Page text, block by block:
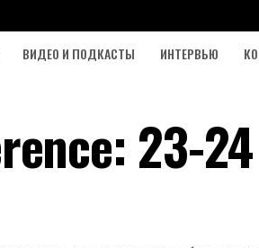
ВИДЕО И ПОДКАСТЫ ИНТЕРВЬЮ
23-